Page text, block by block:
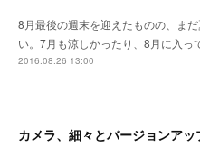
8月最後の週末を迎えたものの、ま
い。7月も涼しかったり、8月に入
2016.08.26 13:00
カメラ、細々とバージョンアッ